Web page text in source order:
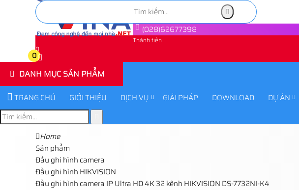
(028)62677398
Thành tiền
0
0
DANH MỤC SẢN PHẨM
TRANG CHỦ GIỚI THIỆU DỊCH VỤ GIẢI PHÁP DOWNLOAD DỰ ÁN
Home
Sản phẩm
Đầu ghi hình camera
Đầu ghi hình HIKVISION
Đầu ghi hình camera IP Ultra HD 4K 32 kênh HIKVISION DS-7732NI-K4